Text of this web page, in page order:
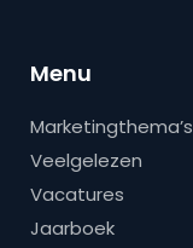
Menu
Marketingthema’s
Veelgelezen
Vacatures
Jaarboek